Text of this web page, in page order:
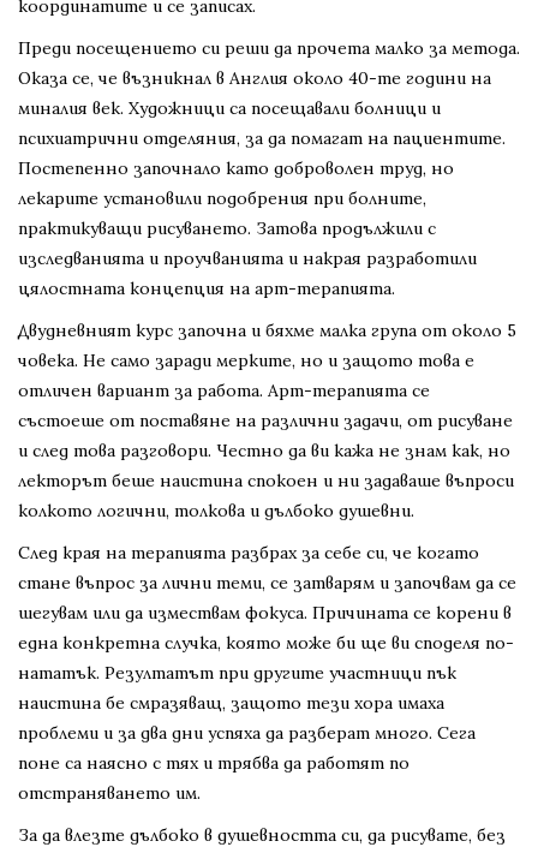
координатите и се записах.
Преди посещението си реши да прочета малко за метода.
Оказа се, че възникнал в Англия около 40-те години на
миналия век. Художници са посещавали болници и
психиатрични отделяния, за да помагат на пациентите.
Постепенно започнало като доброволен труд, но
лекарите установили подобрения при болните,
практикуващи рисуването. Затова продължили с
изследванията и проучванията и накрая разработили
цялостната концепция на арт-терапията.
Двудневният курс започна и бяхме малка група от около 5
човека. Не само заради мерките, но и защото това е
отличен вариант за работа. Арт-терапията се
състоеше от поставяне на различни задачи, от рисуване
и след това разговори. Честно да ви кажа не знам как, но
лекторът беше наистина спокоен и ни задаваше въпроси
колкото логични, толкова и дълбоко душевни.
След края на терапията разбрах за себе си, че когато
стане въпрос за лични теми, се затварям и започвам да се
шегувам или да измествам фокуса. Причината се корени в
една конкретна случка, която може би ще ви споделя по-
нататък. Резултатът при другите участници пък
наистина бе смразяващ, защото тези хора имаха
проблеми и за два дни успяха да разберат много. Сега
поне са наясно с тях и трябва да работят по
отстраняването им.
За да влезте дълбоко в душевността си, да рисувате, без